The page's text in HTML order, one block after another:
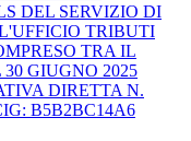
DEL SERVIZIO DI
TRIBUTI
TRA IL
GIUGNO 2025
DIRETTA N.
B5B2BC14A6